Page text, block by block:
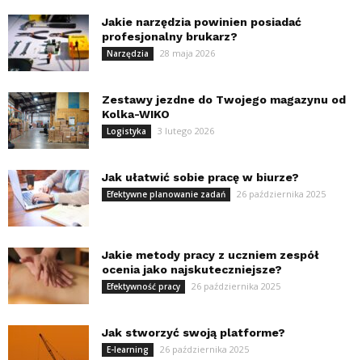
Jakie narzędzia powinien posiadać
profesjonalny brukarz?
Narzędzia 28 maja 2026
Zestawy jezdne do Twojego magazynu od
Kolka-WIKO
Logistyka 3 lutego 2026
Jak ułatwić sobie pracę w biurze?
Efektywne planowanie zadań 26 października 2025
Jakie metody pracy z uczniem zespół
ocenia jako najskuteczniejsze?
Efektywność pracy 26 października 2025
Jak stworzyć swoją platforme?
E-learning 26 października 2025